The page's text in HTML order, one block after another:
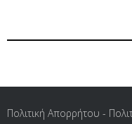
Πολιτική Απορρήτου -